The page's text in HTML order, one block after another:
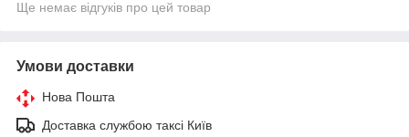
Ще немає відгуків про цей товар
Умови доставки
Нова Пошта
Доставка службою таксі Київ